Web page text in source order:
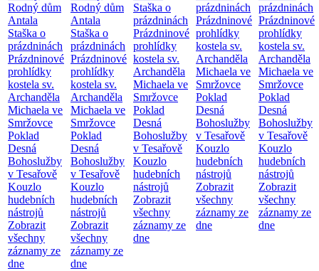
Rodný dům
Antala
Staška o
prázdninách
Prázdninové
prohlídky
kostela sv.
Archanděla
Michaela ve
Smržovce
Poklad
Desná
Bohoslužby
v Tesařově
Kouzlo
hudebních
nástrojů
Zobrazit
všechny
záznamy ze
dne
Rodný dům
Antala
Staška o
prázdninách
Prázdninové
prohlídky
kostela sv.
Archanděla
Michaela ve
Smržovce
Poklad
Desná
Bohoslužby
v Tesařově
Kouzlo
hudebních
nástrojů
Zobrazit
všechny
záznamy ze
dne
Staška o
prázdninách
Prázdninové
prohlídky
kostela sv.
Archanděla
Michaela ve
Smržovce
Poklad
Desná
Bohoslužby
v Tesařově
Kouzlo
hudebních
nástrojů
Zobrazit
všechny
záznamy ze
dne
prázdninách
Prázdninové
prohlídky
kostela sv.
Archanděla
Michaela ve
Smržovce
Poklad
Desná
Bohoslužby
v Tesařově
Kouzlo
hudebních
nástrojů
Zobrazit
všechny
záznamy ze
dne
prázdninách
Prázdninové
prohlídky
kostela sv.
Archanděla
Michaela ve
Smržovce
Poklad
Desná
Bohoslužby
v Tesařově
Kouzlo
hudebních
nástrojů
Zobrazit
všechny
záznamy ze
dne